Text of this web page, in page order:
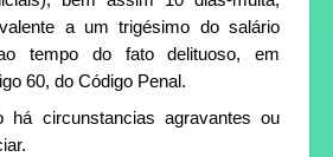
a um trigésimo do salário
tempo do fato delituoso, em
60, do Código Penal.
há circunstancias agravantes ou